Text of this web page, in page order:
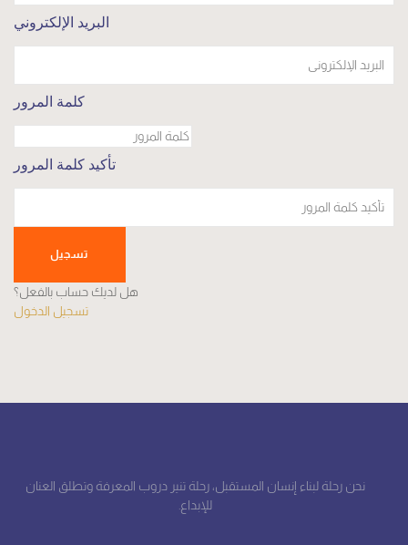
البريد الإلكتروني
كلمة المرور
تأكيد كلمة المرور
تسجيل
هل لديك حساب بالفعل؟
تسجيل الدخول
نحن رحلة لبناء إنسان المستقبل، رحلة تنير دروب المعرفة وتطلق العنان
للإبداع.